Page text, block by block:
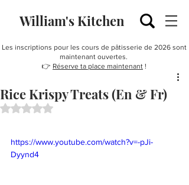
William's Kitchen
Les inscriptions pour les cours de pâtisserie de 2026 sont
maintenant ouvertes.
👉 Réserve ta place maintenant !
Rice Krispy Treats (En & Fr)
Noté NaN étoiles sur 5.
https://www.youtube.com/watch?v=-pJi-
Dyynd4